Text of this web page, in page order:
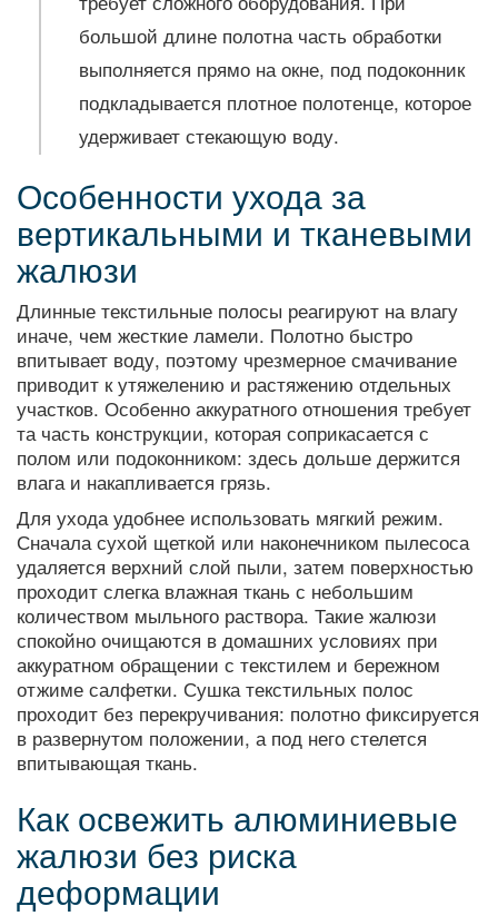
большой длине полотна часть обработки
выполняется прямо на окне, под подоконник
подкладывается плотное полотенце, которое
удерживает стекающую воду.
Особенности ухода за
вертикальными и тканевыми
жалюзи
Длинные текстильные полосы реагируют на влагу
иначе, чем жесткие ламели. Полотно быстро
впитывает воду, поэтому чрезмерное смачивание
приводит к утяжелению и растяжению отдельных
участков. Особенно аккуратного отношения требует
та часть конструкции, которая соприкасается с
полом или подоконником: здесь дольше держится
влага и накапливается грязь.
Для ухода удобнее использовать мягкий режим.
Сначала сухой щеткой или наконечником пылесоса
удаляется верхний слой пыли, затем поверхностью
проходит слегка влажная ткань с небольшим
количеством мыльного раствора. Такие жалюзи
спокойно очищаются в домашних условиях при
аккуратном обращении с текстилем и бережном
отжиме салфетки. Сушка текстильных полос
проходит без перекручивания: полотно фиксируется
в развернутом положении, а под него стелется
впитывающая ткань.
Как освежить алюминиевые
жалюзи без риска
деформации